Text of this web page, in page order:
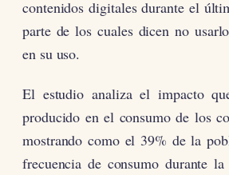
contenidos digitales durante el
parte de los cuales dicen no
en su uso.
El estudio analiza el impacto
producido en el consumo de los
mostrando como el 39% de la
frecuencia de consumo durante